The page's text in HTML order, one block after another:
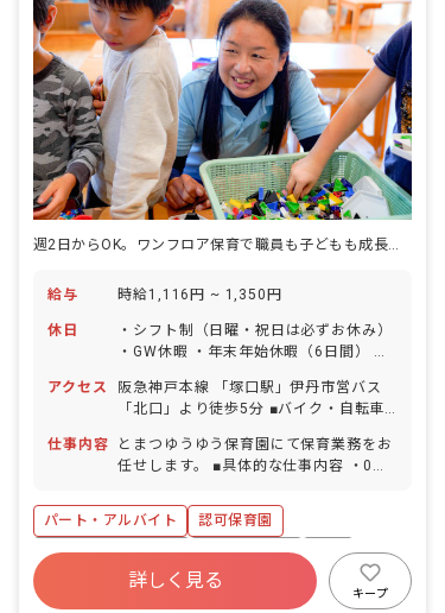
週2日からOK。ワンフロア保育で職員も子どもも成長できる園
給与 時給1,116円 ~ 1,350円
休日
・シフト制（日曜・祝日は必ずお休み）
・GW休暇 ・年末年始休暇（6日間） ・
上の連休相談OK） ※お子様の体調不良
や行事による、遅刻・早退・欠勤などの
相談も柔軟に対応いたします。
アクセス
阪急神戸本線 「塚口駅」伊丹市営バス
「北口」より徒歩5分 ■バイク・自転車
仕事内容
とまつゆうゆう保育園にて保育業務をお
任せします。 ■具体的な仕事内容 ・0歳
パート・アルバイト
認可保育園
ボーナス・賞与あり
社会保険完備
有給
福利厚生充実
残業少なめ
昇給昇進あり
詳しく見る
キープ